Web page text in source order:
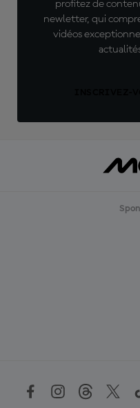
profitez de
newletter, qui
vidéos